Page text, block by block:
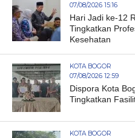
07/08/2026 15:16
Hari Jadi ke-12
Tingkatkan
Kesehatan
KOTA BOGOR
07/08/2026 12:59
Dispora Kota
Tingkatkan
KOTA BOGOR